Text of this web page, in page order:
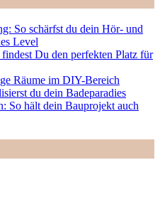
So schärfst du dein Hör- und
Level
Du den perfekten Platz für
Räume im DIY-Bereich
du dein Badeparadies
So hält dein Bauprojekt auch